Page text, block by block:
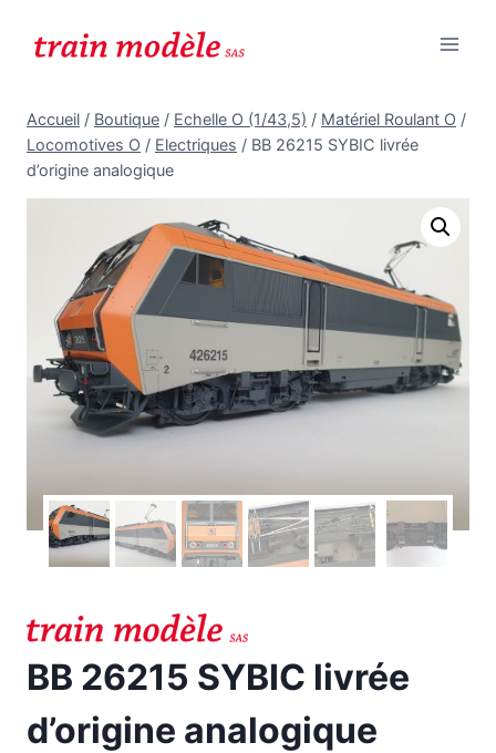
Accueil / Boutique / Echelle O (1/43,5) / Matériel Roulant O /
Locomotives O / Electriques / BB 26215 SYBIC livrée
d’origine analogique
BB 26215 SYBIC livrée
d’origine analogique